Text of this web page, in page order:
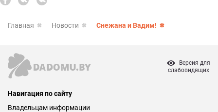
Главная Новости Снежана и Вадим!
Версия для
слабовидящих
Навигация по сайту
Владельцам информации